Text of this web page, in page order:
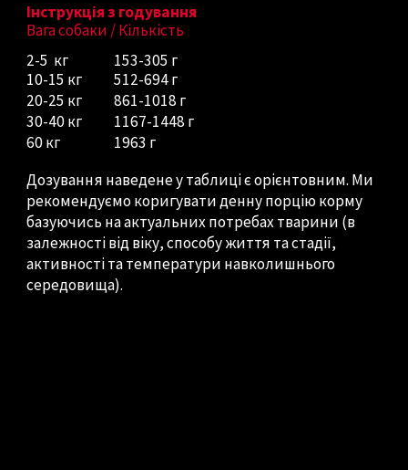
Інструкція з годування
Вага собаки / Кількість
2-5 кг
153-305 г
10-15 кг
512-694 г
20-25 кг
861-1018 г
30-40 кг
1167-1448 г
60 кг
1963 г
Дозування наведене у таблиці є орієнтовним. Ми
рекомендуємо коригувати денну порцію корму
базуючись на актуальних потребах тварини (в
залежності від віку, способу життя та стадії,
активності та температури навколишнього
середовища).